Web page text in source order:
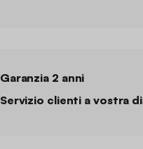
Garanzia 2 anni
Servizio clienti a vostra